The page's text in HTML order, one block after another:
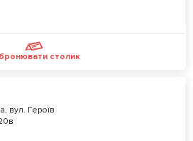
столик
вул. Героїв